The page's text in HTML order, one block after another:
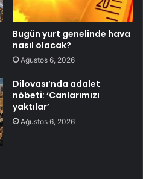
Bugün yurt genelinde hava
nasıl olacak?
Ağustos 6, 2026
Dilovası’nda adalet
nöbeti: ‘Canlarımızı
yaktılar’
Ağustos 6, 2026